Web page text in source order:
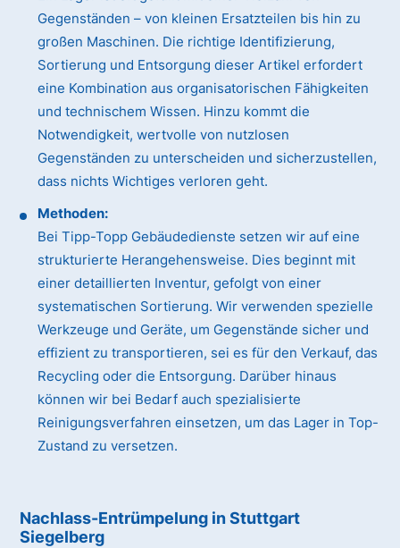
Gegenständen – von kleinen Ersatzteilen bis hin zu
großen Maschinen. Die richtige Identifizierung,
Sortierung und Entsorgung dieser Artikel erfordert
eine Kombination aus organisatorischen Fähigkeiten
und technischem Wissen. Hinzu kommt die
Notwendigkeit, wertvolle von nutzlosen
Gegenständen zu unterscheiden und sicherzustellen,
dass nichts Wichtiges verloren geht.
Methoden:
Bei Tipp-Topp Gebäudedienste setzen wir auf eine
strukturierte Herangehensweise. Dies beginnt mit
einer detaillierten Inventur, gefolgt von einer
systematischen Sortierung. Wir verwenden spezielle
Werkzeuge und Geräte, um Gegenstände sicher und
effizient zu transportieren, sei es für den Verkauf, das
Recycling oder die Entsorgung. Darüber hinaus
können wir bei Bedarf auch spezialisierte
Reinigungsverfahren einsetzen, um das Lager in Top-
Zustand zu versetzen.
Nachlass-Entrümpelung in Stuttgart
Siegelberg